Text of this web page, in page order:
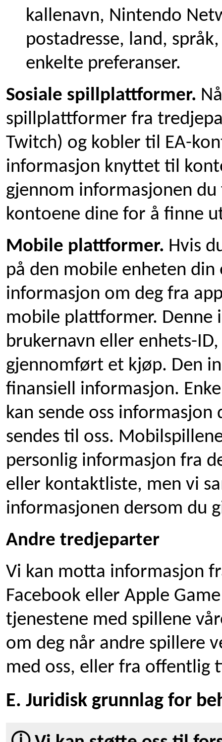
kallenavn, Nintendo
postadresse, land,
enkelte preferanser.
Sosiale spillplattformer.
spillplattformer fra
Twitch) og kobler til EA-
informasjon knyttet til
gjennom informasjonen
kontoene dine for å finne
Mobile plattformer. Hvis
på den mobile enheten
informasjon om deg fra
mobile plattformer. Denne
brukernavn eller enhets-
gjennomført et kjøp. Den
finansiell informasjon.
kan sende oss
sendes til oss.
personlig informasjon fra
eller kontaktliste, men vi
informasjonen dersom du
Andre tredjeparter
Vi kan motta informasjon
Facebook eller Apple
tjenestene med spillene
om deg når andre spillere
med oss, eller fra offentlig
E. Juridisk grunnlag for